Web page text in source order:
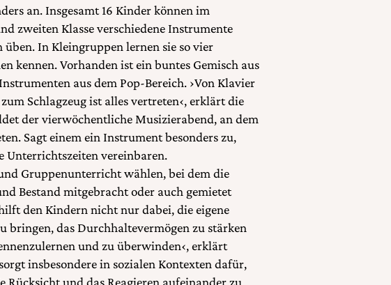
an. Insgesamt 16 Kinder können im
zweiten Klasse verschiedene Instrumente
In Kleingruppen lernen sie so vier
kennen. Vorhanden ist ein buntes Gemisch aus
aus dem Pop-Bereich. ›Von Klavier
Schlagzeug ist alles vertreten‹, erklärt die
der vierwöchentliche Musizierabend, an dem
Sagt einem ein Instrument besonders zu,
Unterrichtszeiten vereinbaren.
Gruppenunterricht wählen, bei dem die
Bestand mitgebracht oder auch gemietet
den Kindern nicht nur dabei, die eigene
bringen, das Durchhaltevermögen zu stärken
und zu überwinden‹, erklärt
insbesondere in sozialen Kontexten dafür,
Rücksicht und das Reagieren aufeinander zu